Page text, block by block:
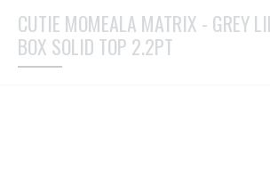
CUTIE MOMEALA MATRIX - GREY
BOX SOLID TOP 2.2PT